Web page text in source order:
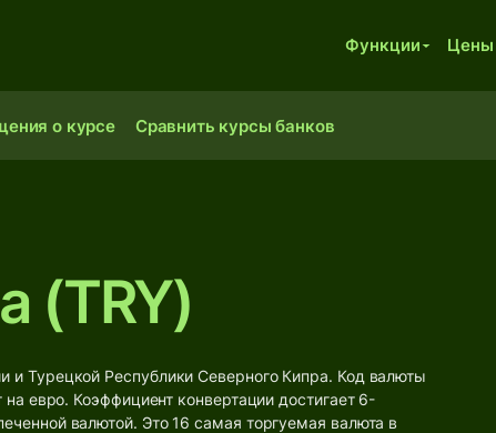
Функции Цены
о курсе Сравнить курсы банков
(TRY)
и Турецкой Республики Северного Кипра. Код валюты
евро. Коэффициент конвертации достигает 6-
валютой. Это 16 самая торгуемая валюта в